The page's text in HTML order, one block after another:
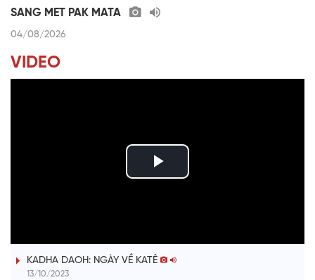
SANG MET PAK MATA
04/08/2026
VIDEO
P
a
KADHA DAOH: NGÀY VỀ KATÊ
13/10/2023